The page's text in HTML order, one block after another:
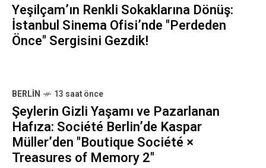
Yeşilçam’ın Renkli Sokaklarına Dönüş:
İstanbul Sinema Ofisi’nde "Perdeden
Önce" Sergisini Gezdik!
BERLIN 13 saat önce
Şeylerin Gizli Yaşamı ve Pazarlanan
Hafıza: Société Berlin’de Kaspar
Müller’den "Boutique Société ×
Treasures of Memory 2"